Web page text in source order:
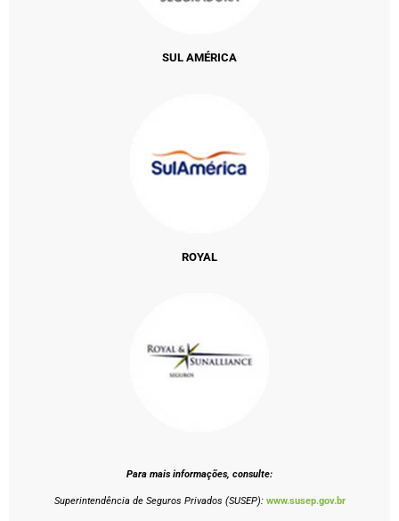
SUL AMÉRICA
ROYAL
Para mais informações, consulte:
Superintendência de Seguros Privados (SUSEP): www.susep.gov.br